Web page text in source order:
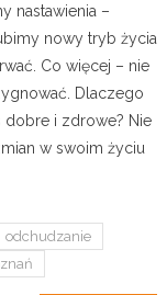
nastawienia –
nowy tryb życia
Co więcej – nie
Dlaczego
i zdrowe? Nie
w swoim życiu
odchudzanie